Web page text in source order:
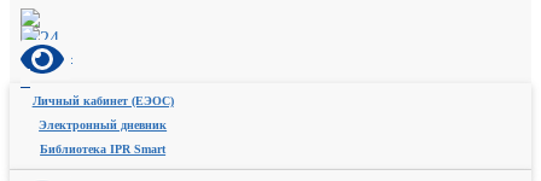
Личный кабинет (ЕЭОС)
Электронный дневник
Библиотека IPR Smart